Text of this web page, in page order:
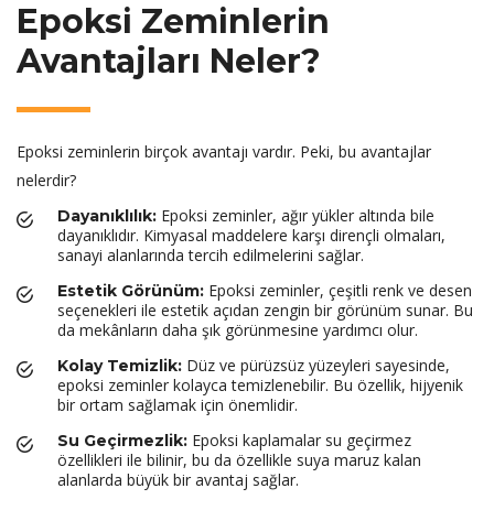
Epoksi Zeminlerin
Avantajları Neler?
Epoksi zeminlerin birçok avantajı vardır. Peki, bu avantajlar
nelerdir?
Dayanıklılık: Epoksi zeminler, ağır yükler altında bile
dayanıklıdır. Kimyasal maddelere karşı dirençli olmaları,
sanayi alanlarında tercih edilmelerini sağlar.
Estetik Görünüm: Epoksi zeminler, çeşitli renk ve desen
seçenekleri ile estetik açıdan zengin bir görünüm sunar. Bu
da mekânların daha şık görünmesine yardımcı olur.
Kolay Temizlik: Düz ve pürüzsüz yüzeyleri sayesinde,
epoksi zeminler kolayca temizlenebilir. Bu özellik, hijyenik
bir ortam sağlamak için önemlidir.
Su Geçirmezlik: Epoksi kaplamalar su geçirmez
özellikleri ile bilinir, bu da özellikle suya maruz kalan
alanlarda büyük bir avantaj sağlar.